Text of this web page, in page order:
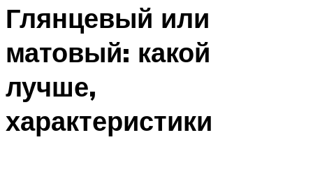
Глянцевый или
матовый: какой
лучше,
характеристики